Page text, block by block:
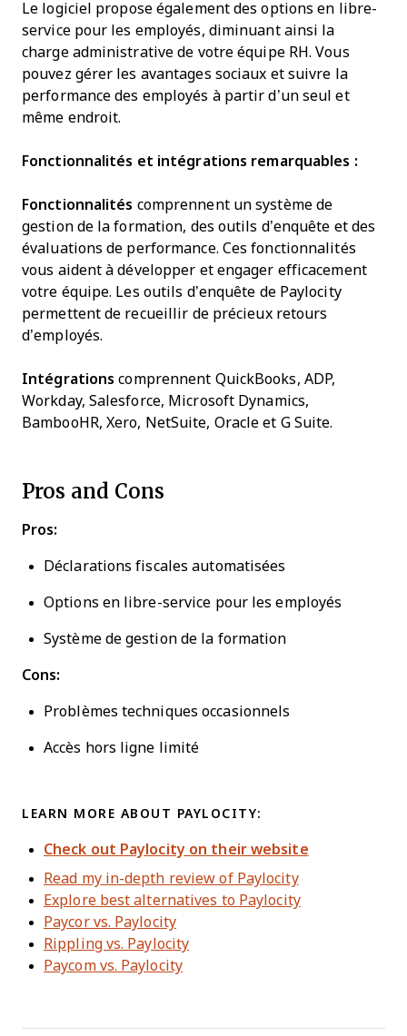
Le logiciel propose également des options en libre-
service pour les employés, diminuant ainsi la
charge administrative de votre équipe RH. Vous
pouvez gérer les avantages sociaux et suivre la
performance des employés à partir d’un seul et
même endroit.
Fonctionnalités et intégrations remarquables :
Fonctionnalités comprennent un système de
gestion de la formation, des outils d’enquête et des
évaluations de performance. Ces fonctionnalités
vous aident à développer et engager efficacement
votre équipe. Les outils d’enquête de Paylocity
permettent de recueillir de précieux retours
d’employés.
Intégrations comprennent QuickBooks, ADP,
Workday, Salesforce, Microsoft Dynamics,
BambooHR, Xero, NetSuite, Oracle et G Suite.
Pros and Cons
Pros:
Déclarations fiscales automatisées
Options en libre-service pour les employés
Système de gestion de la formation
Cons:
Problèmes techniques occasionnels
Accès hors ligne limité
LEARN MORE ABOUT PAYLOCITY:
Check out Paylocity on their website
Read my in-depth review of Paylocity
Explore best alternatives to Paylocity
Paycor vs. Paylocity
Rippling vs. Paylocity
Paycom vs. Paylocity